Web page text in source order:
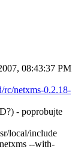
08:43:37 PM
rc/netxms-0.2.18-
- poprobujte
local/include
--with-